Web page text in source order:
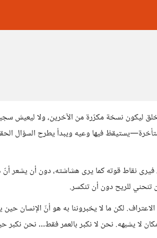
ليكون نسخة مكرّرة من الآخرين، ولا ليعيش
فيها وعيه ويبدأ يطرح السؤال
نقاط قوته كما يرى هشاشته، دون أن يشعر أنّ
تنحني للريح دون أن تنكسر.
لكن ما لا يخبروننا به هو أنّ الإنسان
لا يشبهه. نحن لا نكبر بالعمر فقط… نحن نكبر